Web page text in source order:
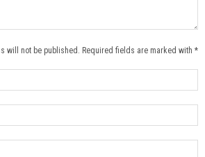
will not be published. Required fields are marked with *